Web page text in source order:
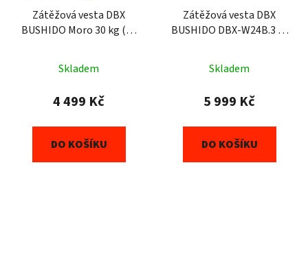
Zátěžová vesta DBX
BUSHIDO Moro 30 kg (30
Skladem
4 499 Kč
DO KOŠÍKU
Zátěžová vesta DBX
BUSHIDO DBX-W24B.3 1-
Skladem
5 999 Kč
DO KOŠÍKU